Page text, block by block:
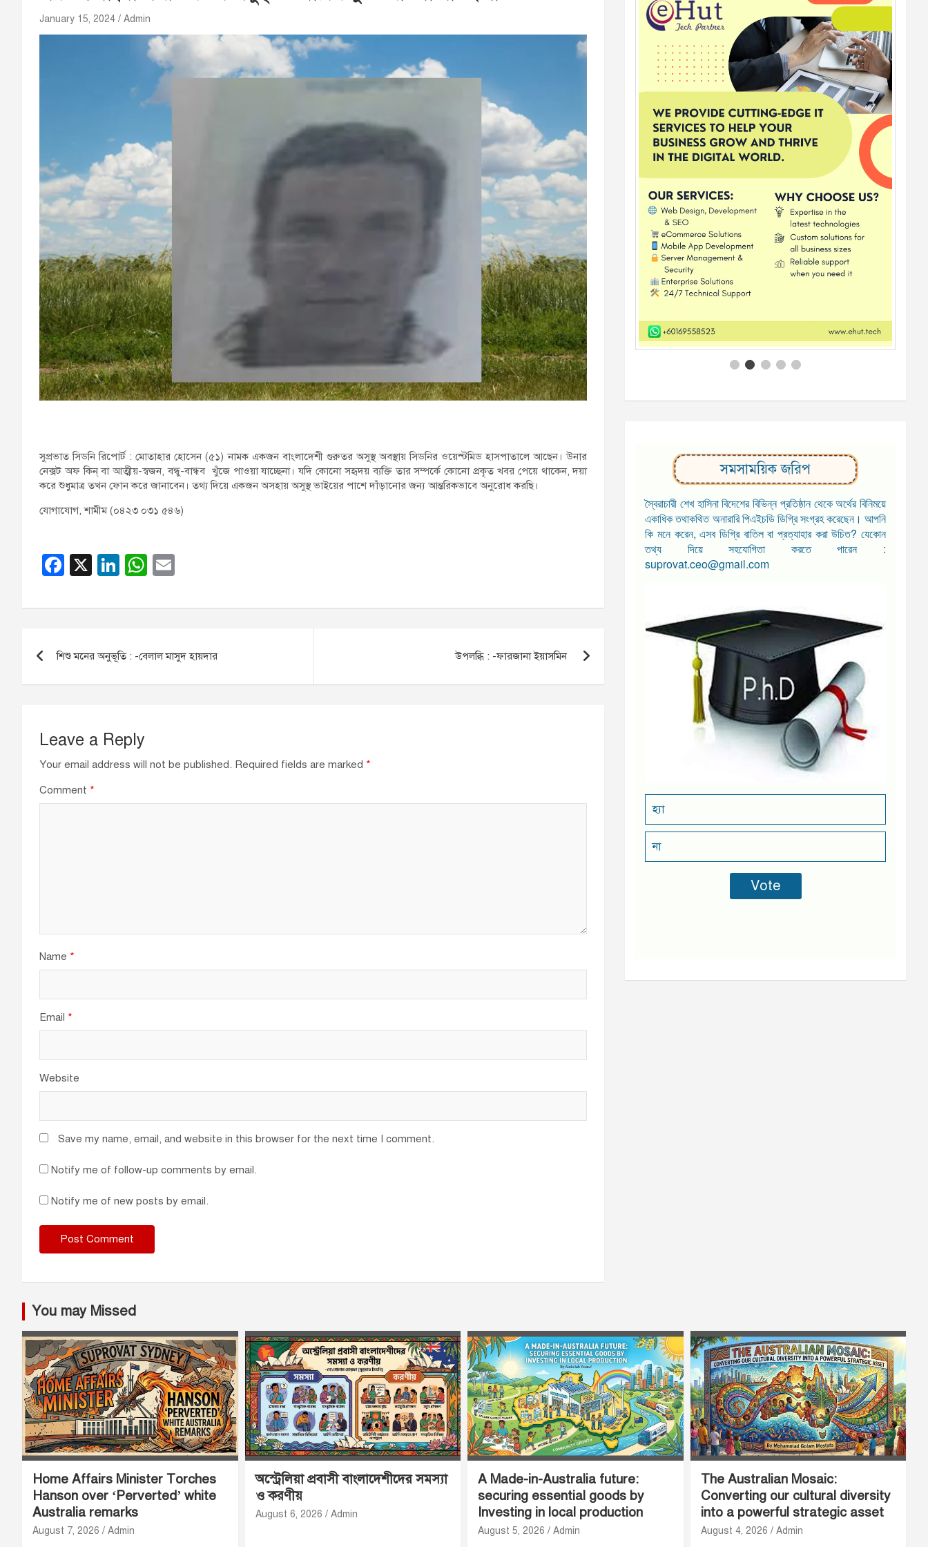
January 15, 2024 Admin
সুপ্রভাত সিডনি রিপোর্ট : মোতাহার হোসেন (৫১) নামক একজন বাংলাদেশী গুরুতর অসুস্থ অবস্থায় সিডনির ওয়েস্টমিড হাসপাতালে আছেন। উনার
নেক্সট অফ কিন্ বা আত্মীয়-স্বজন, বন্ধু-বান্ধব খুঁজে পাওয়া যাচ্ছেনা। যদি কোনো সহৃদয় ব্যক্তি তার সম্পর্কে কোনো প্রকৃত খবর পেয়ে থাকেন, দয়া
করে শুধুমাত্র তখন ফোন করে জানাবেন। তথ্য দিয়ে একজন অসহায় অসুস্থ ভাইয়ের পাশে দাঁড়ানোর জন্য আন্তরিকভাবে অনুরোধ করছি।
যোগাযোগ, শামীম (০৪২৩ ০৩১ ৫৪৬)
F
c
b
X
Li
k
dI
W
at
A
ail
navigation
শিশু মনের অনুভূতি : -বেলাল মাসুদ হায়দার উপলব্ধি : -ফারজানা ইয়াসমিন
Leave a Reply
Your email address will not be published. Required fields are marked *
Comment *
Name *
Email *
Website
Save my name, email, and website in this browser for the next time I comment.
Notify me of follow-up comments by email.
Notify me of new posts by email.
সমসাময়িক জরিপ
স্বৈরাচারী শেখ হাসিনা বিদেশের বিভিন্ন প্রতিষ্ঠান থেকে অর্থের বিনিময়ে
একাধিক তথাকথিত অনারারি পিএইচডি ডিগ্রি সংগ্রহ করেছেন। আপনি
কি মনে করেন, এসব ডিগ্রি বাতিল বা প্রত্যাহার করা উচিত? যেকোন
তথ্য দিয়ে সহযোগিতা করতে পারেন :
suprovat.ceo@gmail.com
হ্যা
না
You may Missed
Home Affairs Minister Torches
Hanson over ‘Perverted’ white
Australia remarks
August 7, 2026 Admin
অস্ট্রেলিয়া প্রবাসী বাংলাদেশীদের সমস্যা
ও করণীয়
August 6, 2026 Admin
A Made-in-Australia future:
securing essential goods by
Investing in local production
August 5, 2026 Admin
The Australian Mosaic:
Converting our cultural diversity
into a powerful strategic asset
August 4, 2026 Admin